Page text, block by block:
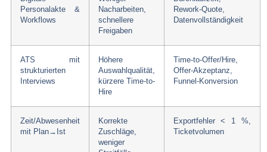
Personalakte &
Workflows
Nacharbeiten,
schnellere
Freigaben
Rework-Quote,
Datenvollständigkeit
ATS mit
strukturierten
Interviews
Höhere
Auswahlqualität,
kürzere Time-to-
Hire
Time-to-Offer/Hire,
Offer-Akzeptanz,
Funnel-Konversion
Zeit/Abwesenheit
mit Plan→Ist
Korrekte
Zuschläge,
weniger
Exportfehler < 1 %,
Ticketvolumen